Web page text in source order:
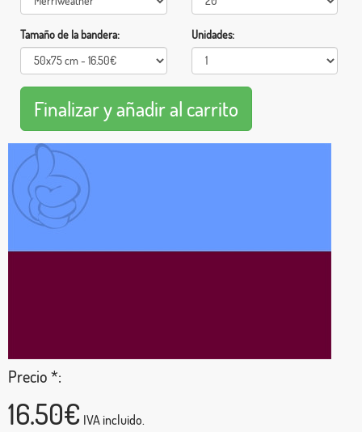
Tamaño de la bandera: Unidades:
Precio *:
16.50€ IVA incluido.